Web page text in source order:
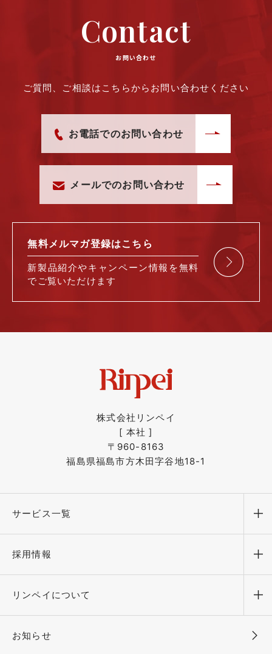
Contact
お問い合わせ
ご質問、ご相談はこちらからお問い合わせください
お電話でのお問い合わせ
メールでのお問い合わせ
無料メルマガ登録はこちら
新製品紹介やキャンペーン情報を無料
で ご覧いただけます
株式会社リンペイ
[ 本社 ]
〒960-8163
福島県福島市方木田字谷地18-1
サービス一覧 メ
採用情報 メ
リンペイについて メ
お知らせ